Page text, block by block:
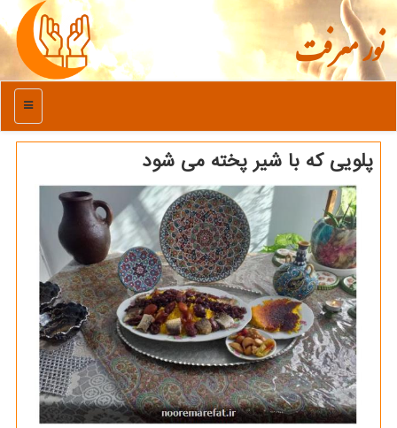
نور معرفت
منو
پلویی که با شیر پخته می شود